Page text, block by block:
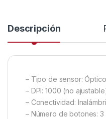
Descripción
– Tipo de sensor: Óptico
– DPI: 1000 (no
– Conectividad:
– Número de botones: